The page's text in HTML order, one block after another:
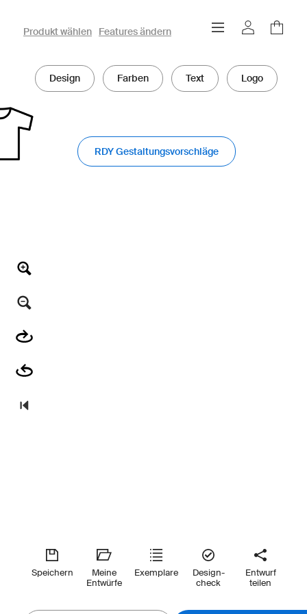
owayo 3D-Konfigurator
Produkt wählen Features ändern
Design Farben Text Logo
RDY Gestaltungsvorschläge
Speichern
Meine
Entwürfe
Exemplare
Design-
check
Entwurf
teilen